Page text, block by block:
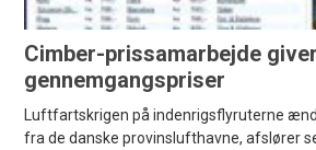
Cimber-prissamarbejde
gennemgangspriser
Luftfartskrigen på indenrigsflyruterne
fra de danske provinslufthavne, afslører